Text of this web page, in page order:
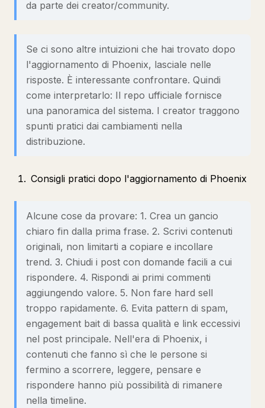
da parte dei creator/community.
Se ci sono altre intuizioni che hai trovato dopo
l'aggiornamento di Phoenix, lasciale nelle
risposte. È interessante confrontare. Quindi
come interpretarlo: Il repo ufficiale fornisce
una panoramica del sistema. I creator traggono
spunti pratici dai cambiamenti nella
distribuzione.
Consigli pratici dopo l'aggiornamento di Phoenix
Alcune cose da provare: 1. Crea un gancio
chiaro fin dalla prima frase. 2. Scrivi contenuti
originali, non limitarti a copiare e incollare
trend. 3. Chiudi i post con domande facili a cui
rispondere. 4. Rispondi ai primi commenti
aggiungendo valore. 5. Non fare hard sell
troppo rapidamente. 6. Evita pattern di spam,
engagement bait di bassa qualità e link eccessivi
nel post principale. Nell'era di Phoenix, i
contenuti che fanno sì che le persone si
fermino a scorrere, leggere, pensare e
rispondere hanno più possibilità di rimanere
nella timeline.